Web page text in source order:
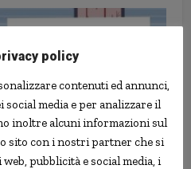
policy
contenuti ed annunci,
media e per analizzare il
inoltre alcuni informazioni sul
sito con i nostri partner che si
pubblicità e social media, i